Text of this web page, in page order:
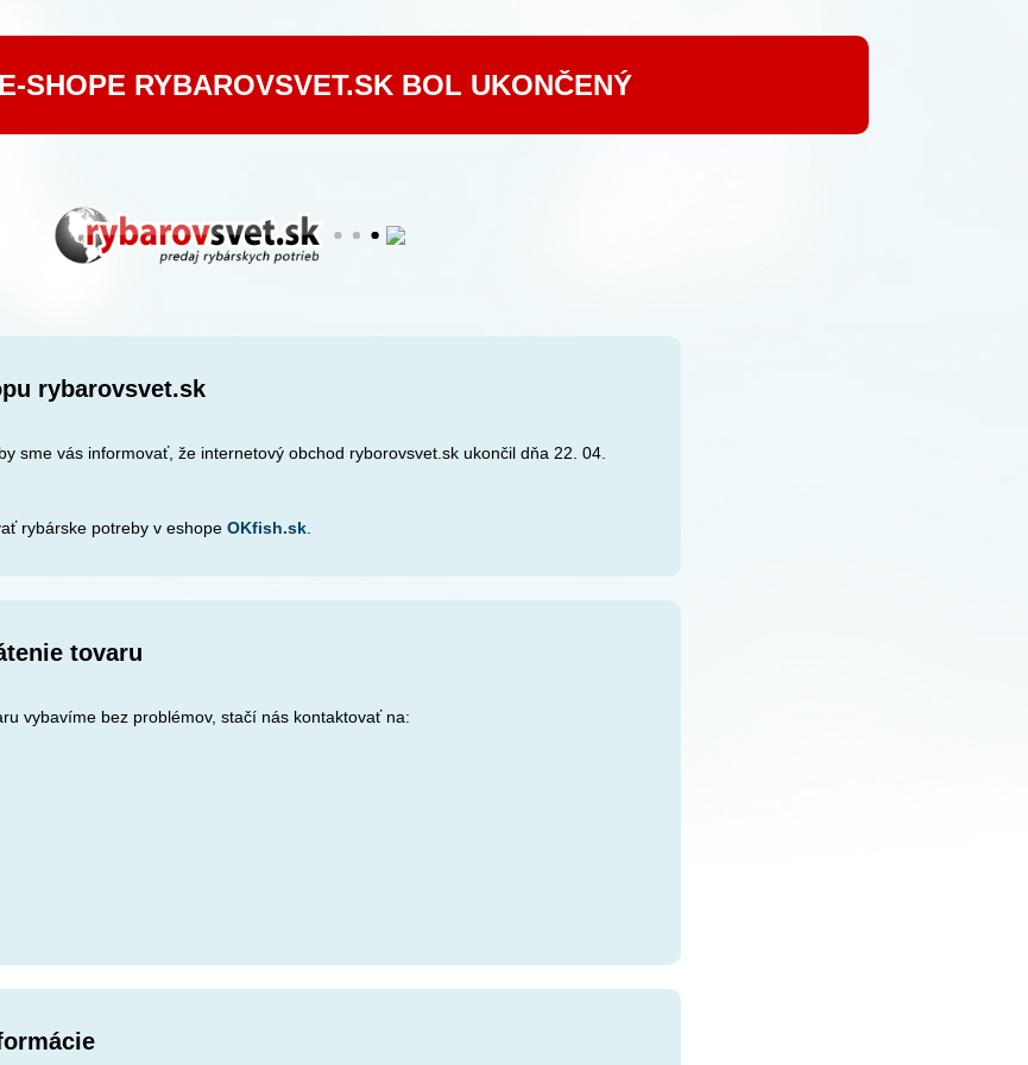
SHOPE RYBAROVSVET.SK BOL UKONČENÝ
rybarovsvet.sk
sme vás informovať, že internetový obchod ryborovsvet.sk ukončil dňa 22. 04.
rybárske potreby v eshope OKfish.sk
tovaru
vybavíme bez problémov, stačí nás kontaktovať na: